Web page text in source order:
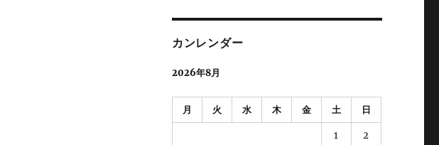
カンレンダー
2026年8月
月 火 水 木 金 土 日
1 2